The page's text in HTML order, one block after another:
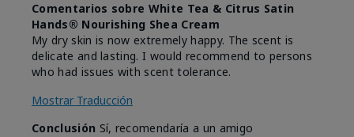
Comentarios sobre White Tea & Citrus Satin
Hands® Nourishing Shea Cream
My dry skin is now extremely happy. The scent is
delicate and lasting. I would recommend to persons
who had issues with scent tolerance.
Mostrar Traducción
Conclusión Sí, recomendaría a un amigo